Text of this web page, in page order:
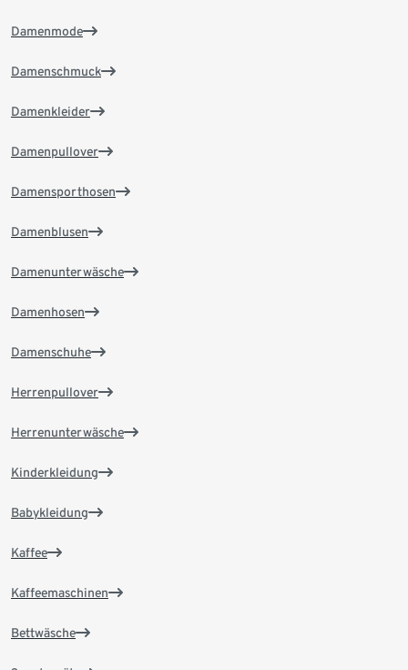
Damenmode
Damenschmuck
Damenkleider
Damenpullover
Damensporthosen
Damenblusen
Damenunterwäsche
Damenhosen
Damenschuhe
Herrenpullover
Herrenunterwäsche
Kinderkleidung
Babykleidung
Kaffee
Kaffeemaschinen
Bettwäsche